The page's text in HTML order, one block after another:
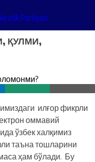
ҚУЛМИ,
илғор фикрли
оммавий
ўзбек халқимиз
таъна тошларини
ҳам бўлади. Бу